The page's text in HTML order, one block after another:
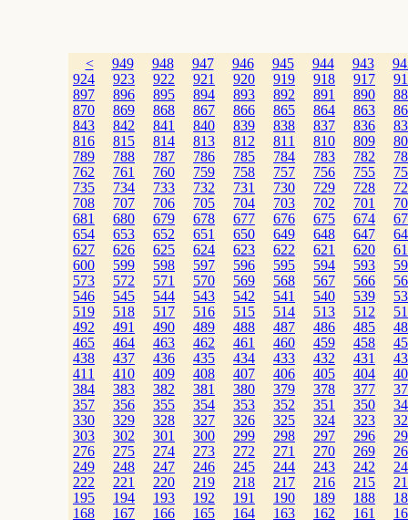
< 949 948 947 946 945 944 943
924
923 922 921 920 919 918 917
897
896 895 894 893 892 891 890
870
869 868 867 866 865 864 863
843
842 841 840 839 838 837 836
816
815 814 813 812 811 810 809
789
788 787 786 785 784 783 782
762
761 760 759 758 757 756 755
735
734 733 732 731 730 729 728
708
707 706 705 704 703 702 701
681
680 679 678 677 676 675 674
654
653 652 651 650 649 648 647
627
626 625 624 623 622 621 620
600
599 598 597 596 595 594 593
573
572 571 570 569 568 567 566
546
545 544 543 542 541 540 539
519
518 517 516 515 514 513 512
492
491 490 489 488 487 486 485
465
464 463 462 461 460 459 458
438
437 436 435 434 433 432 431
411
410 409 408 407 406 405 404
384
383 382 381 380 379 378 377
357
356 355 354 353 352 351 350
330
329 328 327 326 325 324 323
303
302 301 300 299 298 297 296
276
275 274 273 272 271 270 269
249
248 247 246 245 244 243 242
222
221 220 219 218 217 216 215
195
194 193 192 191 190 189 188
168
167 166 165 164 163 162 161